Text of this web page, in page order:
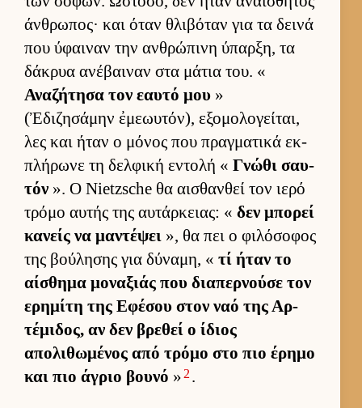
άν­θρωπος· και όταν θλιβόταν για τα δεινά
που ύφαι­ναν την αν­θρώπινη ύπαρ­ξη, τα
δάκρυα ανέβαι­ναν στα μάτια του. «
Αναζήτησα τον εαυτό μου »
(Ἐδιζησάμην ἐμεωυτόν), εξομολογεί­ται,
λες και ήταν ο μόνος που πραγ­ματικά εκ­
πλήρωνε τη δελ­φική εντολή « Γνώθι σαυ­
τόν ». Ο Nietzsche θα αι­σθαν­θεί τον ιερό
τρόμο αυ­τής της αυ­τάρ­κειας: « δεν μπορεί
κανείς να μαντέψει », θα πει ο φιλόσοφος
της βού­λησης για δύναμη, « τί ήταν το
αί­σθημα μοναξιάς που δια­περ­νούσε τον
ερημίτη της Εφέσου στον ναό της Αρ­
τέμιδος, αν δεν βρεθεί ο ίδιος
απολιθωμένος από τρόμο στο πιο έρημο
και πιο άγριο βουνό » 2 .